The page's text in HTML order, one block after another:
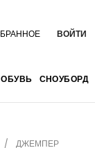
ВОЙТИ
ОБУВЬ СНОУБОРД
ДЖЕМПЕР